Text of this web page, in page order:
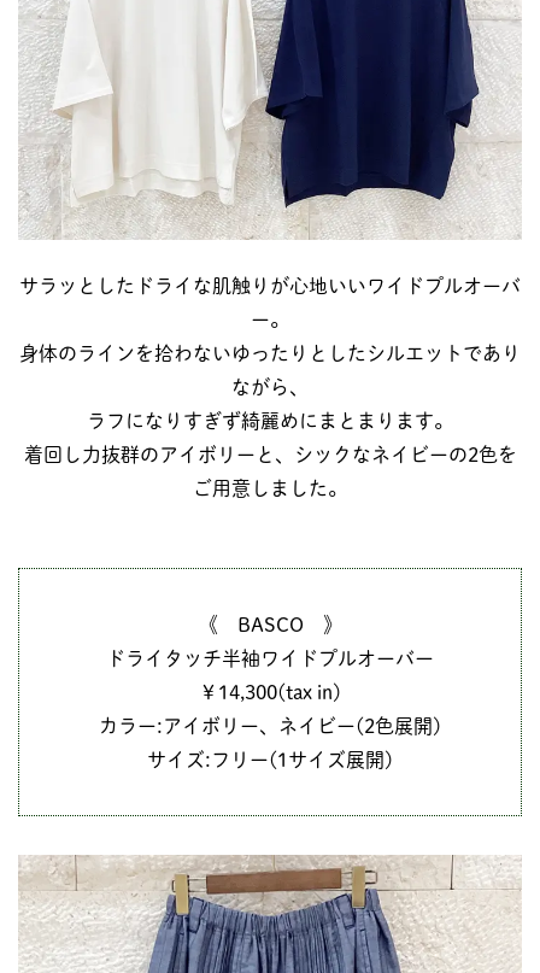
サラッとしたドライな肌触りが心地いいワイドプルオーバ
ー。
身体のラインを拾わないゆったりとしたシルエットであり
ながら、
ラフになりすぎず綺麗めにまとまります。
着回し力抜群のアイボリーと、シックなネイビーの2色を
ご用意しました。
《 BASCO 》
ドライタッチ半袖ワイドプルオーバー
￥14,300(tax in)
カラー:アイボリー、ネイビー(2色展開)
サイズ:フリー(1サイズ展開)